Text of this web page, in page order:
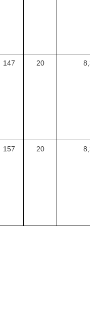
147 20 8,3
157 20 8,3